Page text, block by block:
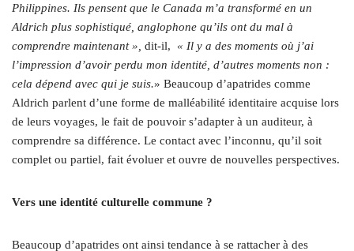
Philippines. Ils pensent que le Canada m’a transformé en un
Aldrich plus sophistiqué, anglophone qu’ils ont du mal à
comprendre maintenant », dit-il,
« Il y a des moments où j’ai
l’impression d’avoir perdu mon identité, d’autres moments non :
cela dépend avec qui je suis.» Beaucoup d’apatrides comme
Aldrich parlent d’une forme de malléabilité identitaire acquise lors
de leurs voyages, le fait de pouvoir s’adapter à un auditeur, à
comprendre sa différence. Le contact avec l’inconnu, qu’il soit
complet ou partiel, fait évoluer et ouvre de nouvelles perspectives.
Vers une identité culturelle commune ?
Beaucoup d’apatrides ont ainsi tendance à se rattacher à des